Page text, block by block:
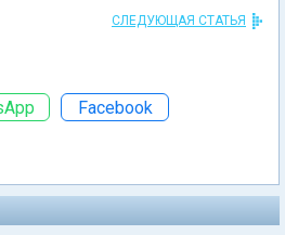
СЛЕДУЮЩАЯ СТАТЬЯ
Facebook